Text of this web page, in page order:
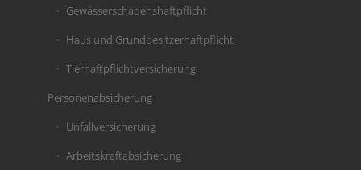
Gewässerschadenshaftpflicht
Haus und Grundbesitzerhaftpflicht
Tierhaftpflichtversicherung
Personenabsicherung
Unfallversicherung
Arbeitskraftabsicherung